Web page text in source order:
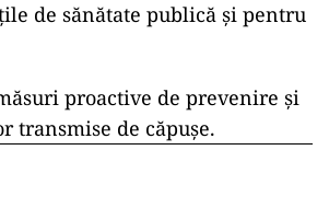
de sănătate publică și pentru
proactive de prevenire și
transmise de căpușe.